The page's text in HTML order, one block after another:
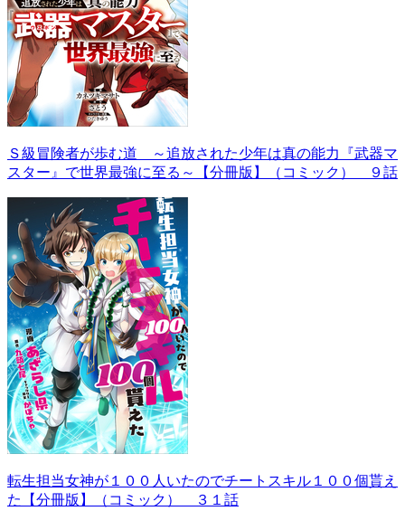
Ｓ級冒険者が歩む道 ～追放された少年は真の能力『武器マ
スター』で世界最強に至る～【分冊版】（コミック） ９話
転生担当女神が１００人いたのでチートスキル１００個貰え
た【分冊版】（コミック） ３１話